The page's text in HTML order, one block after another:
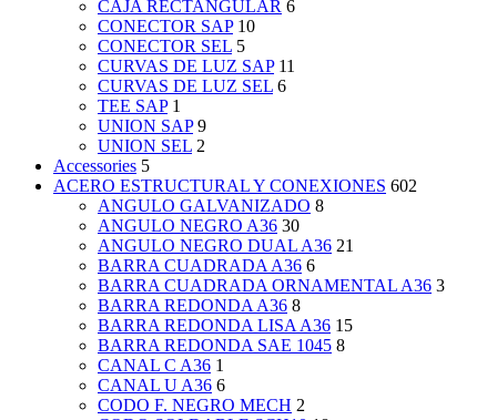
CAJA RECTANGULAR 6
CONECTOR SAP 10
CONECTOR SEL 5
CURVAS DE LUZ SAP 11
CURVAS DE LUZ SEL 6
TEE SAP 1
UNION SAP 9
UNION SEL 2
Accessories 5
ACERO ESTRUCTURAL Y CONEXIONES 602
ANGULO GALVANIZADO 8
ANGULO NEGRO A36 30
ANGULO NEGRO DUAL A36 21
BARRA CUADRADA A36 6
BARRA CUADRADA ORNAMENTAL A36 3
BARRA REDONDA A36 8
BARRA REDONDA LISA A36 15
BARRA REDONDA SAE 1045 8
CANAL C A36 1
CANAL U A36 6
CODO F. NEGRO MECH 2